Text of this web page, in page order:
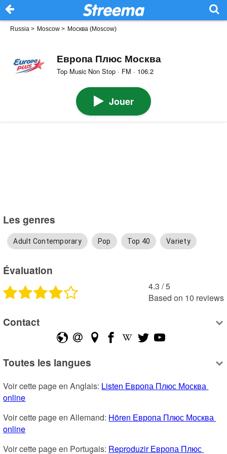
Russia > Moscow > Москва (Moscow)
Европа Плюс Москва
Top Music Non Stop · FM · 106.2
Jouer
Les genres
Adult Contemporary Pop Top 40 Variety
Évaluation
4.3 /5
Based on 10 reviews
Contact
Toutes les langues
Voir cette page en Anglais: Listen Европа Плюс Москва
online
Voir cette page en Allemand: Hören Европа Плюс Москва
online
Voir cette page en Portugais: Reproduzir Европа Плюс